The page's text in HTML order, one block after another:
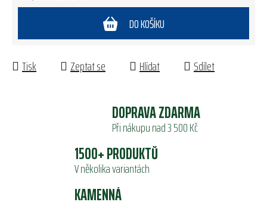
DO KOŠÍKU
Tisk Zeptat se Hlídat Sdílet
DOPRAVA ZDARMA
Při nákupu nad 3 500 Kč
1500+ PRODUKTŮ
V několika variantách
KAMENNÁ